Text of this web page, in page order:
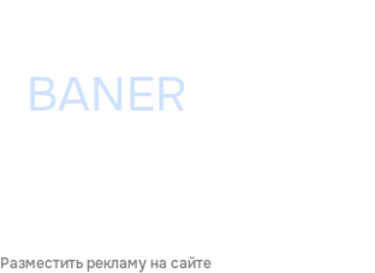
Разместить рекламу на сайте